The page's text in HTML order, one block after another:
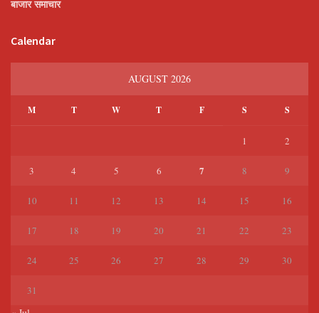
बाजार समाचार
Calendar
AUGUST 2026
M T W T F S S
1 2
3 4 5 6 7 8 9
10 11 12 13 14 15 16
17 18 19 20 21 22 23
24 25 26 27 28 29 30
31